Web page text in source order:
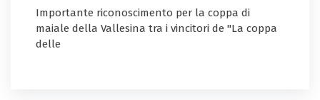
Importante riconoscimento per la coppa di
maiale della Vallesina tra i vincitori de "La coppa
delle